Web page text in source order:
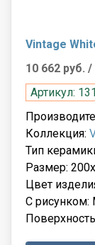
Vintage
10 662 руб. /
Артикул:
Коллекция:
Тип
Размер:
Цвет
С рисунком: